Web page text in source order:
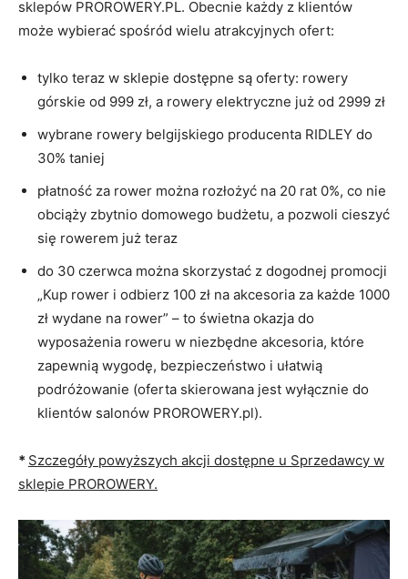
sklepów PROROWERY.PL. Obecnie każdy z klientów
może wybierać spośród wielu atrakcyjnych ofert:
tylko teraz w sklepie dostępne są oferty: rowery
górskie od 999 zł, a rowery elektryczne już od 2999 zł
wybrane rowery belgijskiego producenta RIDLEY do
30% taniej
płatność za rower można rozłożyć na 20 rat 0%, co nie
obciąży zbytnio domowego budżetu, a pozwoli cieszyć
się rowerem już teraz
do 30 czerwca można skorzystać z dogodnej promocji
„Kup rower i odbierz 100 zł na akcesoria za każde 1000
zł wydane na rower” – to świetna okazja do
wyposażenia roweru w niezbędne akcesoria, które
zapewnią wygodę, bezpieczeństwo i ułatwią
podróżowanie (oferta skierowana jest wyłącznie do
klientów salonów PROROWERY.pl).
* Szczegóły powyższych akcji dostępne u Sprzedawcy w
sklepie PROROWERY.